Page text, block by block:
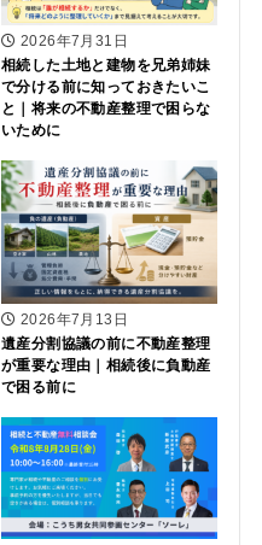
2026年7月31日
相続した土地と建物を兄弟姉妹
で分ける前に知っておきたいこ
と｜将来の不動産整理で困らな
いために
2026年7月13日
遺産分割協議の前に不動産整理
が重要な理由｜相続後に負動産
で困る前に